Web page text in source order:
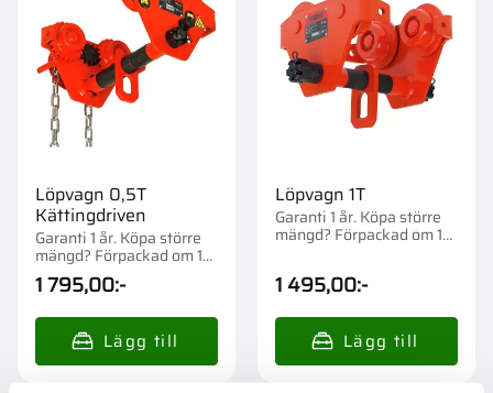
Löpvagn 0,5T
Kättingdriven
Garanti 1 år. Köpa större
mängd? Förpackad om 1
st.
1 795,00:-
Löpvagn 1T
Garanti 1 år. Köpa större
mängd? Förpackad om 1
1 495,00:-